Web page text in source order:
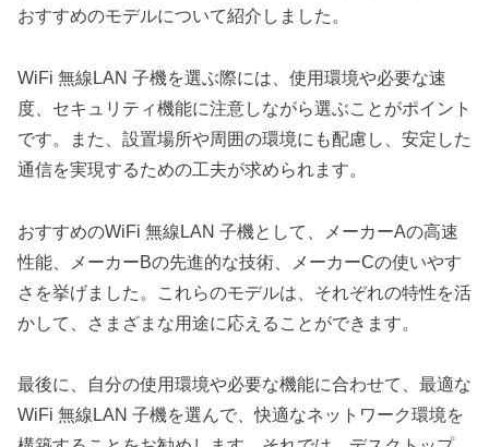
おすすめのモデルについて紹介しました。
WiFi 無線LAN 子機を選ぶ際には、使用環境や必要な速
度、セキュリティ機能に注意しながら選ぶことがポイント
です。また、設置場所や周囲の環境にも配慮し、安定した
通信を実現するための工夫が求められます。
おすすめのWiFi 無線LAN 子機として、メーカーAの高速
性能、メーカーBの先進的な技術、メーカーCの使いやす
さを挙げました。これらのモデルは、それぞれの特性を活
かして、さまざまな用途に応えることができます。
最後に、自分の使用環境や必要な機能に合わせて、最適な
WiFi 無線LAN 子機を選んで、快適なネットワーク環境を